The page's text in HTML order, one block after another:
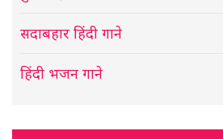
सदाबहार हिंदी गाने
हिंदी भजन गाने